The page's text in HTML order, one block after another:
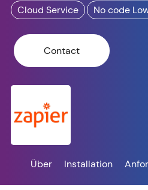
Cloud Service
No code
Contact
Über Installation